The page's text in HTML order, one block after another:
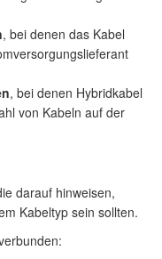
, bei denen das Kabel
, bei denen Hybridkabel
von Kabeln auf der
darauf hinweisen,
Kabeltyp sein sollten.